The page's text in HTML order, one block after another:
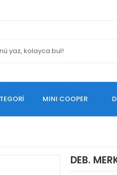
MINI COOPER
DEB.